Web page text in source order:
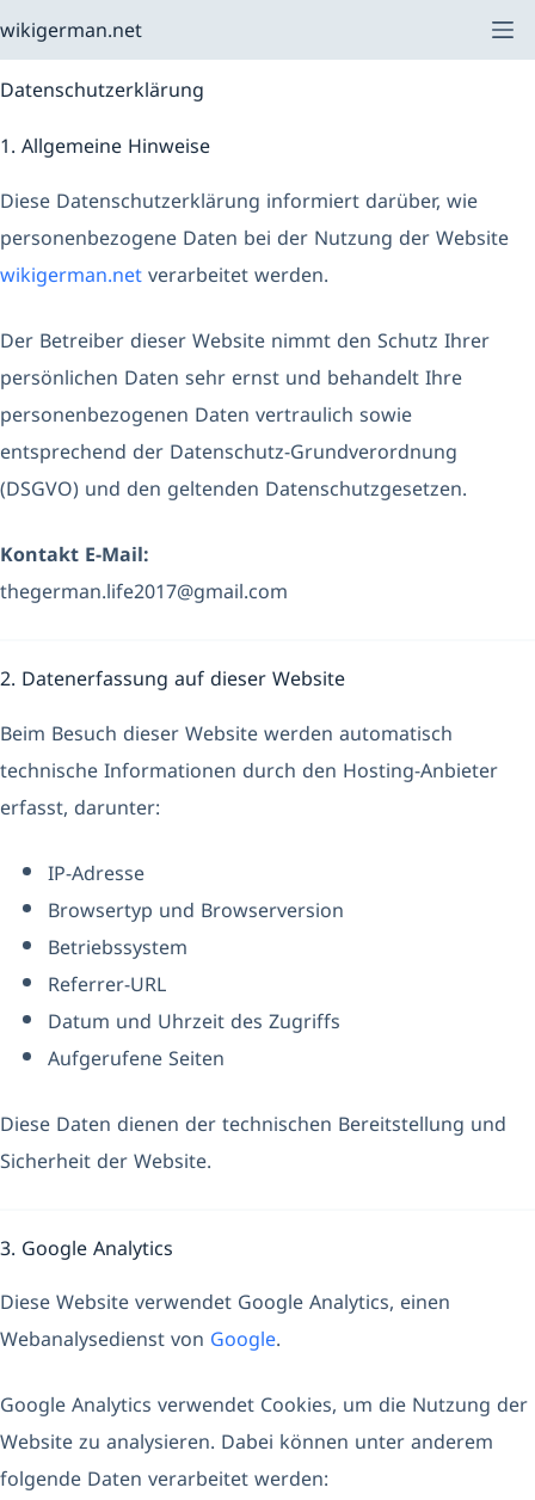
Zum
Inhalt
springen
wikigerman.net
Datenschutzerklärung
1. Allgemeine Hinweise
Diese Datenschutzerklärung informiert darüber, wie
personenbezogene Daten bei der Nutzung der Website
wikigerman.netverarbeitet werden.
Der Betreiber dieser Website nimmt den Schutz Ihrer
persönlichen Daten sehr ernst und behandelt Ihre
personenbezogenen Daten vertraulich sowie
entsprechend der Datenschutz-Grundverordnung
(DSGVO) und den geltenden Datenschutzgesetzen.
Kontakt E-Mail:
thegerman.life2017@gmail.com
2. Datenerfassung auf dieser Website
Beim Besuch dieser Website werden automatisch
technische Informationen durch den Hosting-Anbieter
erfasst, darunter:
IP-Adresse
Browsertyp und Browserversion
Betriebssystem
Referrer-URL
Datum und Uhrzeit des Zugriffs
Aufgerufene Seiten
Diese Daten dienen der technischen Bereitstellung und
Sicherheit der Website.
3. Google Analytics
Diese Website verwendet Google Analytics, einen
Webanalysedienst von Google.
Google Analytics verwendet Cookies, um die Nutzung der
Website zu analysieren. Dabei können unter anderem
folgende Daten verarbeitet werden: